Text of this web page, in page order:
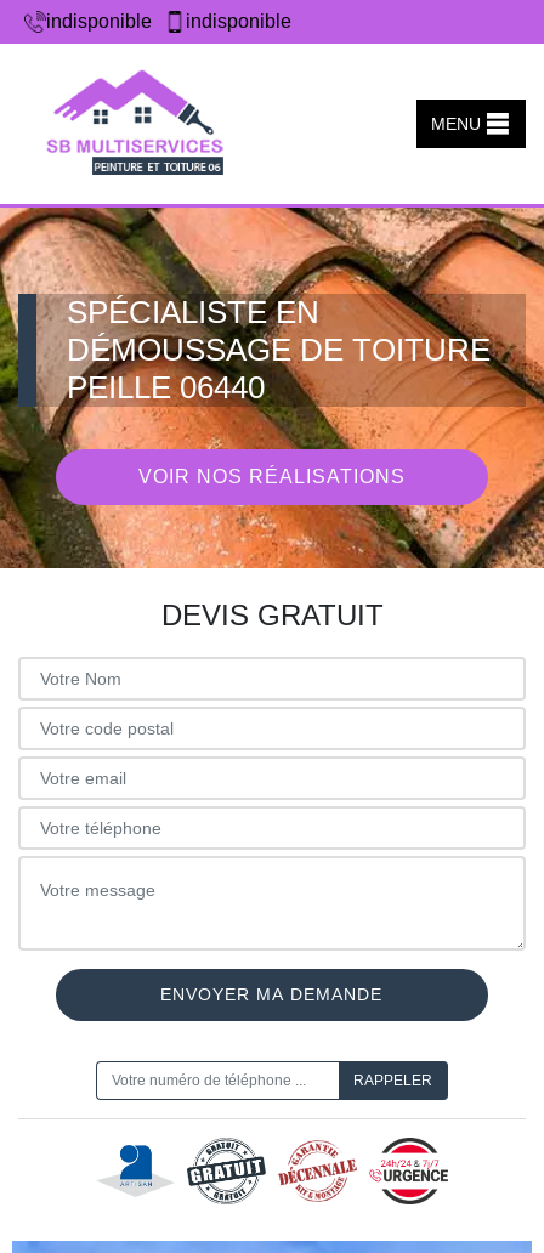
indisponible indisponible
MENU
SPÉCIALISTE EN
DÉMOUSSAGE DE TOITURE
PEILLE 06440
VOIR NOS RÉALISATIONS
DEVIS GRATUIT